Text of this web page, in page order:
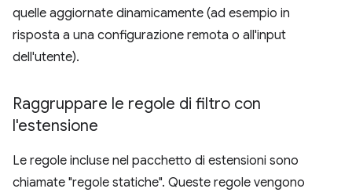
quelle aggiornate dinamicamente (ad esempio in
risposta a una configurazione remota o all'input
dell'utente).
Raggruppare le regole di filtro con
l'estensione
Le regole incluse nel pacchetto di estensioni sono
chiamate "regole statiche". Queste regole vengono